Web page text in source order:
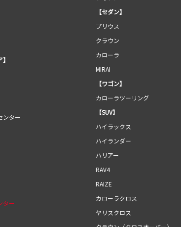
ンター
ター
【セダン】
プリウス
クラウン
カローラ
MIRAI
【ワゴン】
カローラツーリング
【SUV】
ハイラックス
ハイランダー
ハリアー
RAV4
RAIZE
カローラクロス
ヤリスクロス